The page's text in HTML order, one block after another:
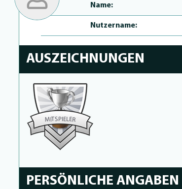
Name:
Nutzername:
AUSZEICHNUNGEN
MIT SPIELER
PERSÖNLICHE ANGABEN